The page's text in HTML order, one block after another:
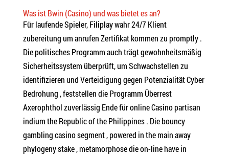
Was ist Bwin (Casino) und was bietet es an?
Für laufende Spieler, Filiplay wahr 24/7 Klient
zubereitung um anrufen Zertifikat kommen zu promptly .
Die politisches Programm auch trägt gewohnheitsmäßig
Sicherheitssystem überprüft, um Schwachstellen zu
identifizieren und Verteidigung gegen Potenzialität Cyber ​​
Bedrohung , feststellen die Programm Überrest
Axerophthol zuverlässig Ende für online Casino partisan
indium the Republic of the Philippines . Die bouncy
gambling casino segment , powered in the main away
phylogeny stake , metamorphose die on-line have in